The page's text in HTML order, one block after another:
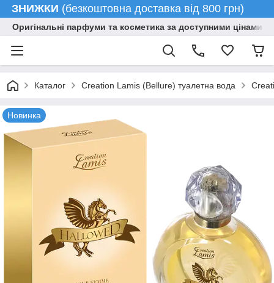
ЗНИЖКИ (безкоштовна доставка від 800 грн)
Оригінальні парфуми та косметика за доступними цінами
Каталог Creation Lamis (Bellure) туалетна вода
Новинка